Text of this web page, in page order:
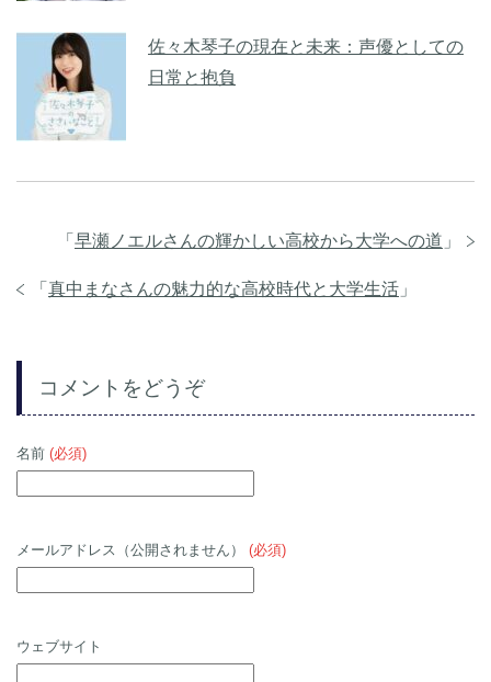
佐々木琴子の現在と未来：声優としての
日常と抱負
「 早瀬ノエルさんの輝かしい高校から大学への道 」
「 真中まなさんの魅力的な高校時代と大学生活 」
コメントをどうぞ
名前 (必須)
メールアドレス（公開されません） (必須)
ウェブサイト